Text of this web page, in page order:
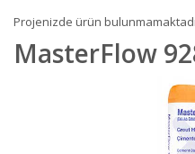
Projenizde ürün
MasterFlow